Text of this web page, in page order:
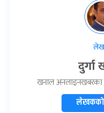
खनाल अनलाइनखबरका
लेखकको